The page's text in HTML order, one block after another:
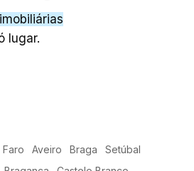
lugar.
Faro Aveiro Braga
Setúbal